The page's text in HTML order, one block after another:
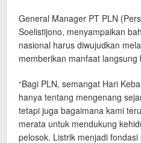
General Manager PT PLN
Soelistijono, menyampaikan
nasional harus diwujudkan
memberikan manfaat langsung
“Bagi PLN, semangat Hari
hanya tentang mengenang
tetapi juga bagaimana kami
merata untuk mendukung
pelosok. Listrik menjadi